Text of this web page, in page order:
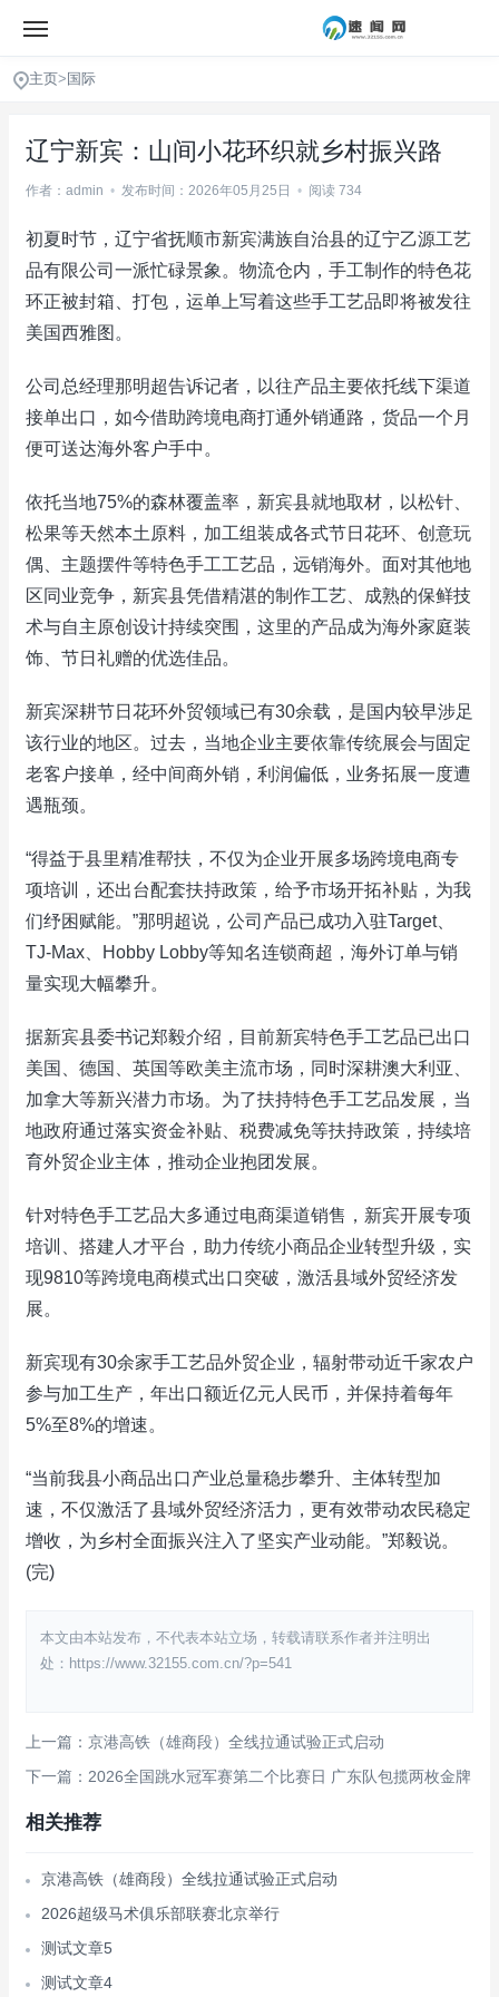
主页> 国际
辽宁新宾：山间小花环织就乡村振兴路
作者：admin • 发布时间：2026年05月25日 • 阅读 734
初夏时节，辽宁省抚顺市新宾满族自治县的辽宁乙源工艺
品有限公司一派忙碌景象。物流仓内，手工制作的特色花
环正被封箱、打包，运单上写着这些手工艺品即将被发往
美国西雅图。
公司总经理那明超告诉记者，以往产品主要依托线下渠道
接单出口，如今借助跨境电商打通外销通路，货品一个月
便可送达海外客户手中。
依托当地75%的森林覆盖率，新宾县就地取材，以松针、
松果等天然本土原料，加工组装成各式节日花环、创意玩
偶、主题摆件等特色手工工艺品，远销海外。面对其他地
区同业竞争，新宾县凭借精湛的制作工艺、成熟的保鲜技
术与自主原创设计持续突围，这里的产品成为海外家庭装
饰、节日礼赠的优选佳品。
新宾深耕节日花环外贸领域已有30余载，是国内较早涉足
该行业的地区。过去，当地企业主要依靠传统展会与固定
老客户接单，经中间商外销，利润偏低，业务拓展一度遭
遇瓶颈。
“得益于县里精准帮扶，不仅为企业开展多场跨境电商专
项培训，还出台配套扶持政策，给予市场开拓补贴，为我
们纾困赋能。”那明超说，公司产品已成功入驻Target、
TJ‑Max、Hobby Lobby等知名连锁商超，海外订单与销
量实现大幅攀升。
据新宾县委书记郑毅介绍，目前新宾特色手工艺品已出口
美国、德国、英国等欧美主流市场，同时深耕澳大利亚、
加拿大等新兴潜力市场。为了扶持特色手工艺品发展，当
地政府通过落实资金补贴、税费减免等扶持政策，持续培
育外贸企业主体，推动企业抱团发展。
针对特色手工艺品大多通过电商渠道销售，新宾开展专项
培训、搭建人才平台，助力传统小商品企业转型升级，实
现9810等跨境电商模式出口突破，激活县域外贸经济发
展。
新宾现有30余家手工艺品外贸企业，辐射带动近千家农户
参与加工生产，年出口额近亿元人民币，并保持着每年
5%至8%的增速。
“当前我县小商品出口产业总量稳步攀升、主体转型加
速，不仅激活了县域外贸经济活力，更有效带动农民稳定
增收，为乡村全面振兴注入了坚实产业动能。”郑毅说。
(完)
本文由本站发布，不代表本站立场，转载请联系作者并注明出
处：https://www.32155.com.cn/?p=541
上一篇：京港高铁（雄商段）全线拉通试验正式启动
下一篇：2026全国跳水冠军赛第二个比赛日 广东队包揽两枚金牌
相关推荐
京港高铁（雄商段）全线拉通试验正式启动
2026超级马术俱乐部联赛北京举行
测试文章5
测试文章4